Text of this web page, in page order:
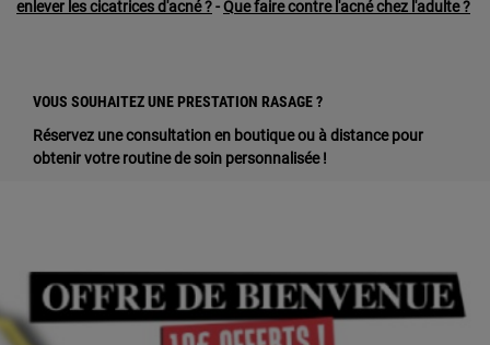
enlever les cicatrices d'acné ?-Que faire contre l'acné chez l'adulte ?
VOUS SOUHAITEZ UNE PRESTATION RASAGE ?
Réservez une consultation en boutique ou à distance pour
obtenir votre routine de soin personnalisée !